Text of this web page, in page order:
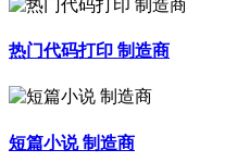
热门代码打印 制造商
短篇小说 制造商